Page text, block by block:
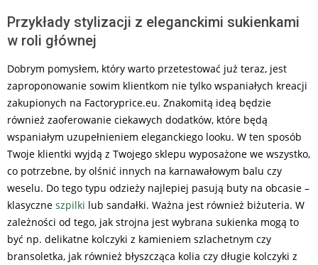
Przykłady stylizacji z eleganckimi sukienkami
w roli głównej
Dobrym pomysłem, który warto przetestować już teraz, jest
zaproponowanie sowim klientkom nie tylko wspaniałych kreacji
zakupionych na Factoryprice.eu. Znakomitą ideą będzie
również zaoferowanie ciekawych dodatków, które będą
wspaniałym uzupełnieniem eleganckiego looku. W ten sposób
Twoje klientki wyjdą z Twojego sklepu wyposażone we wszystko,
co potrzebne, by olśnić innych na karnawałowym balu czy
weselu. Do tego typu odzieży najlepiej pasują buty na obcasie –
klasyczne szpilki lub sandałki. Ważna jest również biżuteria. W
zależności od tego, jak strojna jest wybrana sukienka mogą to
być np. delikatne kolczyki z kamieniem szlachetnym czy
bransoletka, jak również błyszcząca kolia czy długie kolczyki z